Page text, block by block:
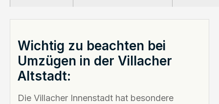
Wichtig zu beachten bei
Umzügen in der Villacher
Altstadt:
Die Villacher Innenstadt hat besondere